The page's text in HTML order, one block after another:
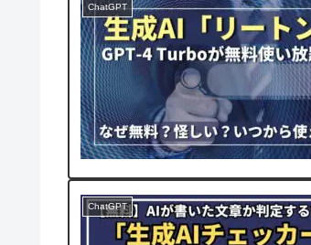
ChatGPT
ChatGPT